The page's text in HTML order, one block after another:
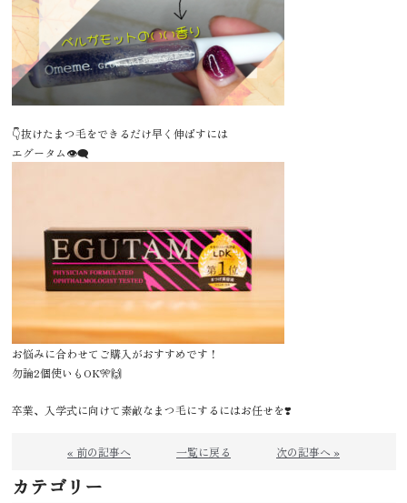
👇️抜けたまつ毛をできるだけ早く伸ばすには
エグータム👁️‍🗨️
お悩みに合わせてご購入がおすすめです！
勿論2個使いもOK🎌🙌
卒業、入学式に向けて素敵なまつ毛にするにはお任せを❣️
« 前の記事へ 一覧に戻る 次の記事へ »
カテゴリー